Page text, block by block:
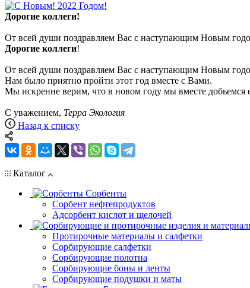
Дорогие коллеги!
От всей души поздравляем Вас с наступающим Новым
Дорогие коллеги!
От всей души поздравляем Вас с наступающим Новым
Нам было приятно пройти этот год вместе с Вами.
Мы искренне верим, что в новом году мы вместе добьемся
С уважением, Терра Экология
Назад к списку
Каталог
Сорбенты
Сорбент нефтепродуктов
Адсорбент кислот и щелочей
Протирочные материалы и салфетки
Сорбирующие салфетки
Сорбирующие полотна
Сорбирующие боны и ленты
Сорбирующие подушки и маты